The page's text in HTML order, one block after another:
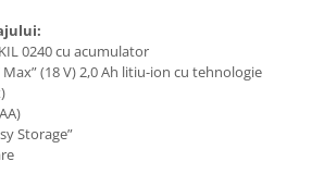
0240 cu acumulator
(18 V) 2,0 Ah litiu-ion cu tehnologie
Storage”